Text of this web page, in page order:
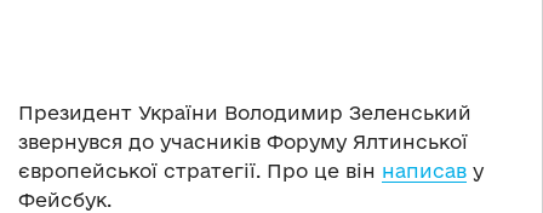
Президент України Володимир Зеленський
звернувся до учасників Форуму Ялтинської
європейської стратегії. Про це він написав у
Фейсбук.